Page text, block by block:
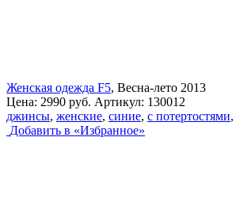
Женская одежда F5, Весна-лето 2013
Цена: 2990 руб. Артикул: 130012
джинсы, женские, синие, с потертостями,
Добавить в «Избранное»